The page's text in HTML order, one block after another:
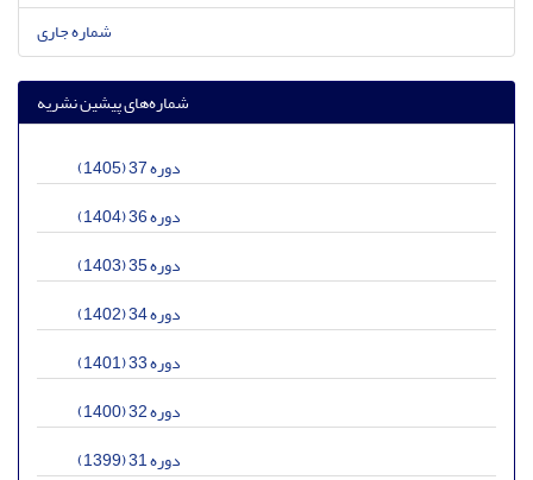
شماره جاری
شماره‌های پیشین نشریه
دوره 37 (1405)
دوره 36 (1404)
دوره 35 (1403)
دوره 34 (1402)
دوره 33 (1401)
دوره 32 (1400)
دوره 31 (1399)